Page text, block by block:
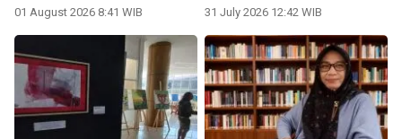
01 August 2026 8:41 WIB 31 July 2026 12:42 WIB